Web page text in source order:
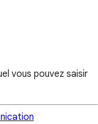
vous pouvez saisir